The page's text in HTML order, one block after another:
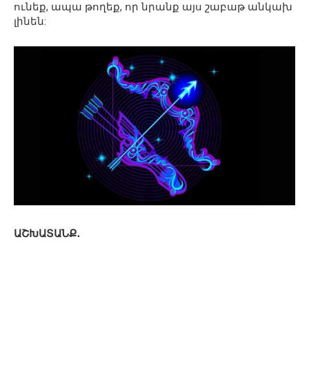
ունեք, ապա թողեք, որ նրանք այս շաբաթ անկախ
լինեն:
ԱՇԽԱՏԱՆՔ․